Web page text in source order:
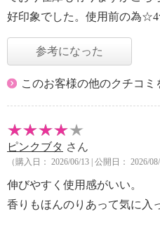
好印象でした。使用前の為☆4
参考になった
このお客様の他のクチコミ
ピンクブタ さん
（購入日： 2026/06/13 | 公開日： 2026/08/
伸びやすく使用感がいい。
香りもほんのりあって気に入